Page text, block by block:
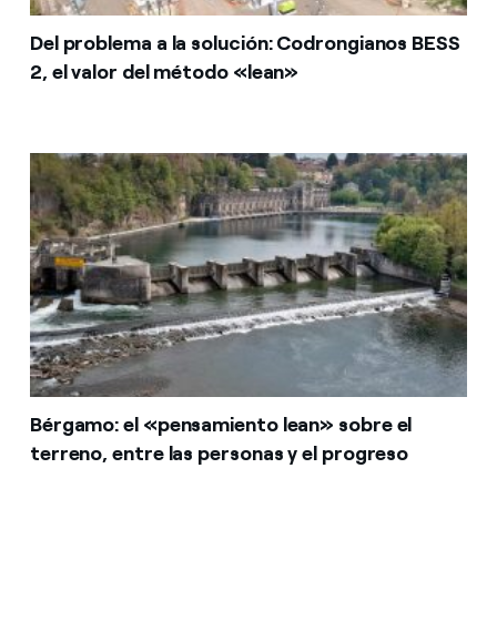
Del problema a la solución: Codrongianos BESS
2, el valor del método «lean»
Bérgamo: el «pensamiento lean» sobre el
terreno, entre las personas y el progreso